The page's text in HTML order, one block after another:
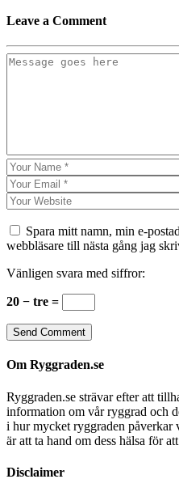
Leave a Comment
Spara mitt namn, min e-
webbläsare till nästa gång jag
Vänligen svara med siffror:
20 − tre =
Om Ryggraden.se
Ryggraden.se strävar efter att
information om vår ryggrad och
i hur mycket ryggraden
är att ta hand om dess hälsa för
Disclaimer